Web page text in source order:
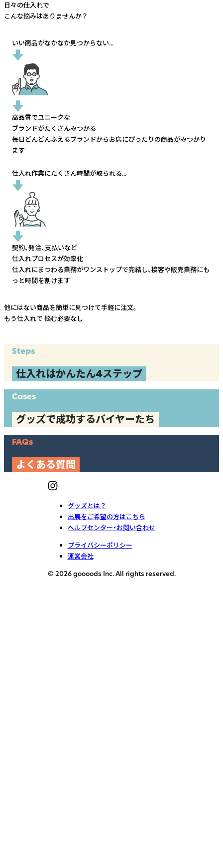
日々の仕入れで
こんな悩みはありませんか？
いい商品がなかなか見つからない...
高品質でユニークな
ブランドがたくさんみつかる
毎日どんどんふえるブランドからお店にぴったりの商品がみつかり
ます
仕入れ作業にたくさん時間が取られる...
契約、発注、支払いなど
仕入れプロセスが効率化
仕入れにまつわる業務がワンストップで完結し、接客や販売業務にも
っと時間を割けます
他にはない商品を簡単に見つけて手軽に注文。
もう仕入れで 悩む必要なし
Steps
仕入れはかんたん4ステップ
Cases
グッズで成功するバイヤーたち
FAQs
よくある質問
グッズとは？
出展をご希望の方はこちら
ヘルプセンター・お問い合わせ
プライバシーポリシー
運営会社
© 2026 goooods Inc. All rights reserved.